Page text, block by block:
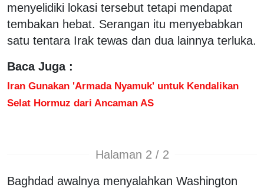
menyelidiki lokasi tersebut tetapi mendapat
tembakan hebat. Serangan itu menyebabkan
satu tentara Irak tewas dan dua lainnya terluka.
Baca Juga :
Iran Gunakan 'Armada Nyamuk' untuk Kendalikan
Selat Hormuz dari Ancaman AS
Halaman 2 / 2
Baghdad awalnya menyalahkan Washington